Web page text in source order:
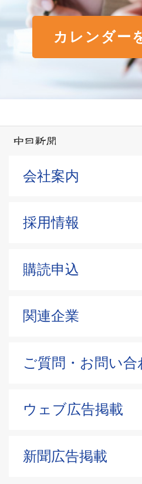
カレンダー
会社案内
採用情報
購読申込
関連企業
ご質問・お問い合
ウェブ広告掲載
新聞広告掲載